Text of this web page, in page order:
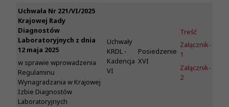
Uchwała Nr 221/VI/2025
Krajowej Rady
Diagnostów
Laboratoryjnych z dnia
12 maja 2025
w sprawie wprowadzenia
Regulaminu
Wynagradzania w Krajowej
Izbie Diagnostów
Laboratoryjnych
Uchwały
KRDL -
Kadencja
VI
Posiedzenie
XVI
Treść
Załącznik-
1
Załącznik-
2